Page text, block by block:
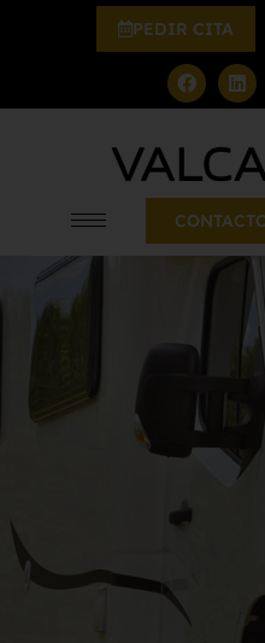
PEDIR CITA